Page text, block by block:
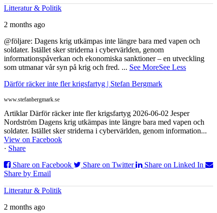
Litteratur & Politik
2 months ago
@följare: Dagens krig utkämpas inte längre bara med vapen och
soldater. Istället sker striderna i cybervärlden, genom
informationspåverkan och ekonomiska sanktioner – en utveckling
som utmanar vår syn på krig och fred. ... See MoreSee Less
Därför räcker inte fler krigsfartyg | Stefan Bergmark
www.stefanbergmark.se
Artiklar Därför räcker inte fler krigsfartyg 2026-06-02 Jesper
Nordström Dagens krig utkämpas inte längre bara med vapen och
soldater. Istället sker striderna i cybervärlden, genom information...
View on Facebook
· Share
Share on Facebook
Share on Twitter
Share on Linked In
Share by Email
Litteratur & Politik
2 months ago